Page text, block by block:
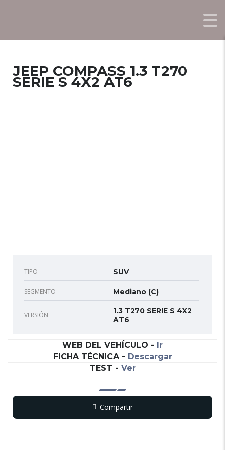
JEEP COMPASS 1.3 T270
SERIE S 4X2 AT6
TIPO SUV
SEGMENTO Mediano (C)
VERSIÓN
1.3 T270 SERIE S 4X2
AT6
WEB DEL VEHÍCULO - Ir
FICHA TÉCNICA- Descargar
TEST - Ver
Compartir
CopyWhatsApp
Messenger
Email
Print